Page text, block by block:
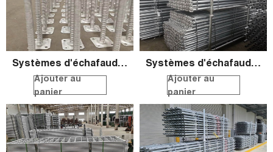
Systèmes d'échafaudage ronds QS
Ajouter au
panier
Systèmes d'échafaudage ronds QS
Ajouter au
panier